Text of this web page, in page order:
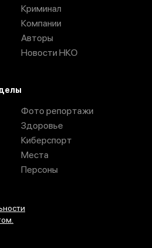
Криминал
Компании
Авторы
Новости НКО
Фото репортажи
Здоровье
Киберспорт
Места
Персоны